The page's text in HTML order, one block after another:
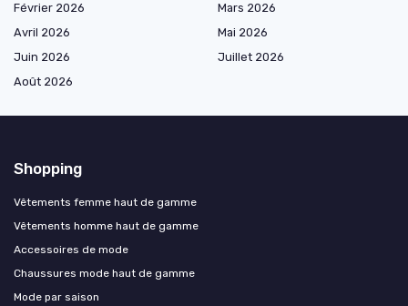
Février 2026
Mars 2026
Avril 2026
Mai 2026
Juin 2026
Juillet 2026
Août 2026
Shopping
Vêtements femme haut de gamme
Vêtements homme haut de gamme
Accessoires de mode
Chaussures mode haut de gamme
Mode par saison